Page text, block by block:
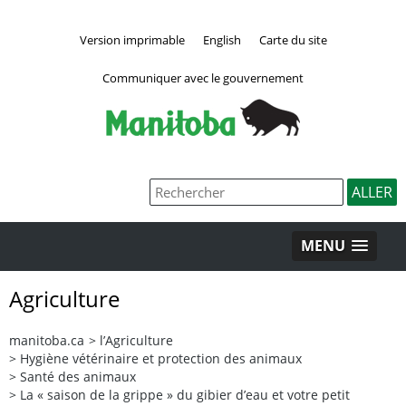
Version imprimable English Carte du site
Communiquer avec le gouvernement
MENU
Agriculture
manitoba.ca > l’Agriculture
> Hygiène vétérinaire et protection des animaux
> Santé des animaux
> La « saison de la grippe » du gibier d’eau et votre petit